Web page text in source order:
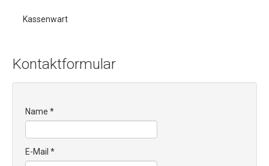
Kassenwart
Kontaktformular
Name *
E-Mail *